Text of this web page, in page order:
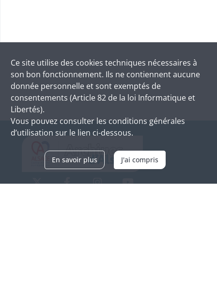
Ce site utilise des cookies techniques nécessaires à
son bon fonctionnement. Ils ne contiennent aucune
donnée personnelle et sont exemptés de
consentements (Article 82 de la loi Informatique et
Libertés).
Vous pouvez consulter les conditions générales
d’utilisation sur le lien ci-dessous.
En savoir plus J'ai compris